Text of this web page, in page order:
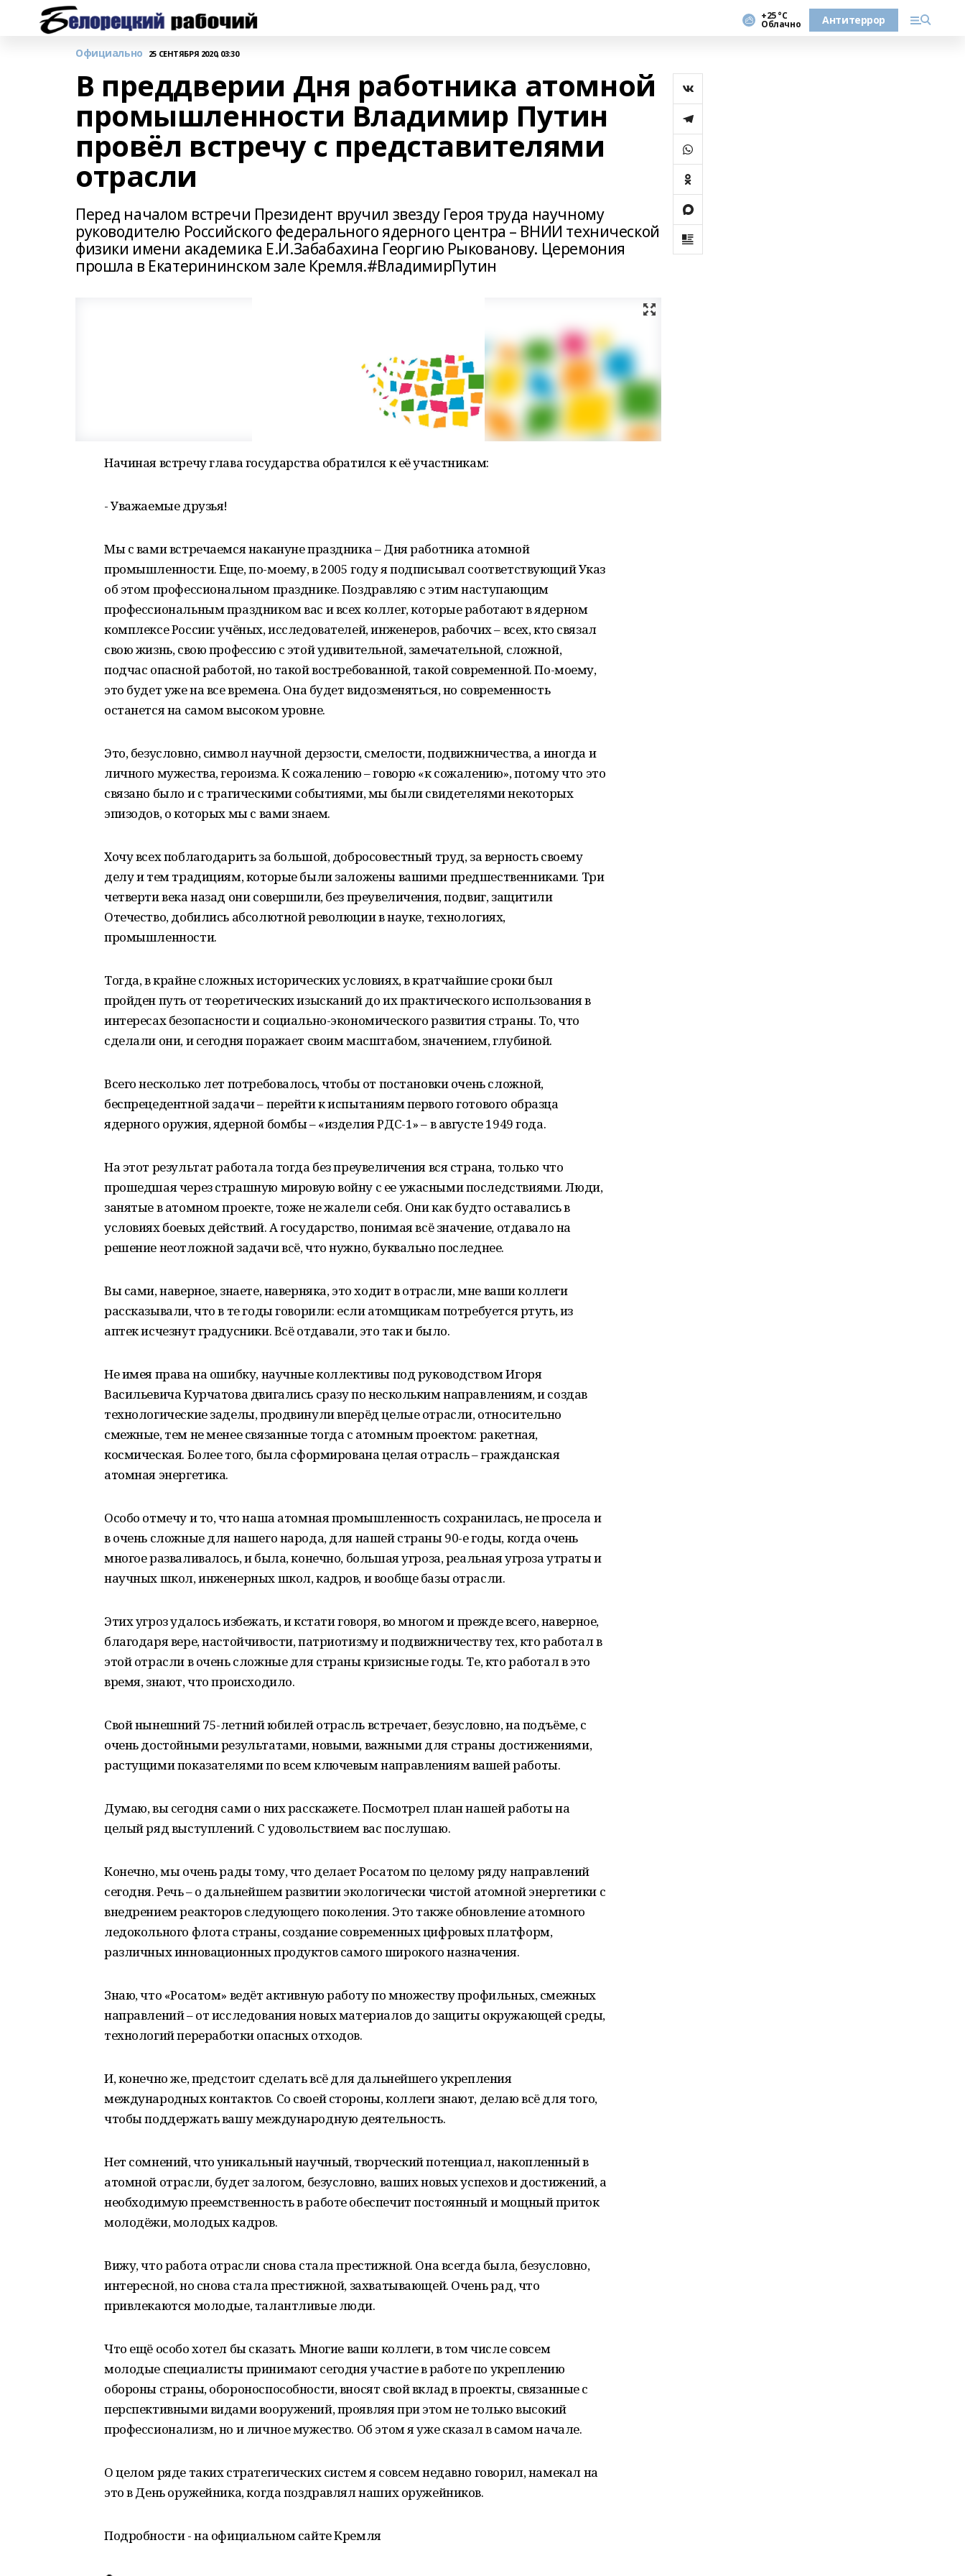
+25 °С
Облачно Антитеррор
Официально 25 СЕНТЯБРЯ 2020, 03:30
В преддверии Дня работника атомной
промышленности Владимир Путин
провёл встречу с представителями
отрасли
Перед началом встречи Президент вручил звезду Героя труда научному
руководителю Российского федерального ядерного центра – ВНИИ технической
физики имени академика Е.И.Забабахина Георгию Рыкованову. Церемония
прошла в Екатерининском зале Кремля.#ВладимирПутин
Начиная встречу глава государства обратился к её участникам:
- Уважаемые друзья!
Мы с вами встречаемся накануне праздника – Дня работника атомной
промышленности. Еще, по-моему, в 2005 году я подписывал соответствующий Указ
об этом профессиональном празднике. Поздравляю с этим наступающим
профессиональным праздником вас и всех коллег, которые работают в ядерном
комплексе России: учёных, исследователей, инженеров, рабочих – всех, кто связал
свою жизнь, свою профессию с этой удивительной, замечательной, сложной,
подчас опасной работой, но такой востребованной, такой современной. По-моему,
это будет уже на все времена. Она будет видозменяться, но современность
останется на самом высоком уровне.
Это, безусловно, символ научной дерзости, смелости, подвижничества, а иногда и
личного мужества, героизма. К сожалению – говорю «к сожалению», потому что это
связано было и с трагическими событиями, мы были свидетелями некоторых
эпизодов, о которых мы с вами знаем.
Хочу всех поблагодарить за большой, добросовестный труд, за верность своему
делу и тем традициям, которые были заложены вашими предшественниками. Три
четверти века назад они совершили, без преувеличения, подвиг, защитили
Отечество, добились абсолютной революции в науке, технологиях,
промышленности.
Тогда, в крайне сложных исторических условиях, в кратчайшие сроки был
пройден путь от теоретических изысканий до их практического использования в
интересах безопасности и социально-экономического развития страны. То, что
сделали они, и сегодня поражает своим масштабом, значением, глубиной.
Всего несколько лет потребовалось, чтобы от постановки очень сложной,
беспрецедентной задачи – перейти к испытаниям первого готового образца
ядерного оружия, ядерной бомбы – «изделия РДС-1» – в августе 1949 года.
На этот результат работала тогда без преувеличения вся страна, только что
прошедшая через страшную мировую войну с ее ужасными последствиями. Люди,
занятые в атомном проекте, тоже не жалели себя. Они как будто оставались в
условиях боевых действий. А государство, понимая всё значение, отдавало на
решение неотложной задачи всё, что нужно, буквально последнее.
Вы сами, наверное, знаете, наверняка, это ходит в отрасли, мне ваши коллеги
рассказывали, что в те годы говорили: если атомщикам потребуется ртуть, из
аптек исчезнут градусники. Всё отдавали, это так и было.
Не имея права на ошибку, научные коллективы под руководством Игоря
Васильевича Курчатова двигались сразу по нескольким направлениям, и создав
технологические заделы, продвинули вперёд целые отрасли, относительно
смежные, тем не менее связанные тогда с атомным проектом: ракетная,
космическая. Более того, была сформирована целая отрасль – гражданская
атомная энергетика.
Особо отмечу и то, что наша атомная промышленность сохранилась, не просела и
в очень сложные для нашего народа, для нашей страны 90-е годы, когда очень
многое разваливалось, и была, конечно, большая угроза, реальная угроза утраты и
научных школ, инженерных школ, кадров, и вообще базы отрасли.
Этих угроз удалось избежать, и кстати говоря, во многом и прежде всего, наверное,
благодаря вере, настойчивости, патриотизму и подвижничеству тех, кто работал в
этой отрасли в очень сложные для страны кризисные годы. Те, кто работал в это
время, знают, что происходило.
Свой нынешний 75-летний юбилей отрасль встречает, безусловно, на подъёме, с
очень достойными результатами, новыми, важными для страны достижениями,
растущими показателями по всем ключевым направлениям вашей работы.
Думаю, вы сегодня сами о них расскажете. Посмотрел план нашей работы на
целый ряд выступлений. С удовольствием вас послушаю.
Конечно, мы очень рады тому, что делает Росатом по целому ряду направлений
сегодня. Речь – о дальнейшем развитии экологически чистой атомной энергетики с
внедрением реакторов следующего поколения. Это также обновление атомного
ледокольного флота страны, создание современных цифровых платформ,
различных инновационных продуктов самого широкого назначения.
Знаю, что «Росатом» ведёт активную работу по множеству профильных, смежных
направлений – от исследования новых материалов до защиты окружающей среды,
технологий переработки опасных отходов.
И, конечно же, предстоит сделать всё для дальнейшего укрепления
международных контактов. Со своей стороны, коллеги знают, делаю всё для того,
чтобы поддержать вашу международную деятельность.
Нет сомнений, что уникальный научный, творческий потенциал, накопленный в
атомной отрасли, будет залогом, безусловно, ваших новых успехов и достижений, а
необходимую преемственность в работе обеспечит постоянный и мощный приток
молодёжи, молодых кадров.
Вижу, что работа отрасли снова стала престижной. Она всегда была, безусловно,
интересной, но снова стала престижной, захватывающей. Очень рад, что
привлекаются молодые, талантливые люди.
Что ещё особо хотел бы сказать. Многие ваши коллеги, в том числе совсем
молодые специалисты принимают сегодня участие в работе по укреплению
обороны страны, обороноспособности, вносят свой вклад в проекты, связанные с
перспективными видами вооружений, проявляя при этом не только высокий
профессионализм, но и личное мужество. Об этом я уже сказал в самом начале.
О целом ряде таких стратегических систем я совсем недавно говорил, намекал на
это в День оружейника, когда поздравлял наших оружейников.
Подробности - на официальном сайте Кремля